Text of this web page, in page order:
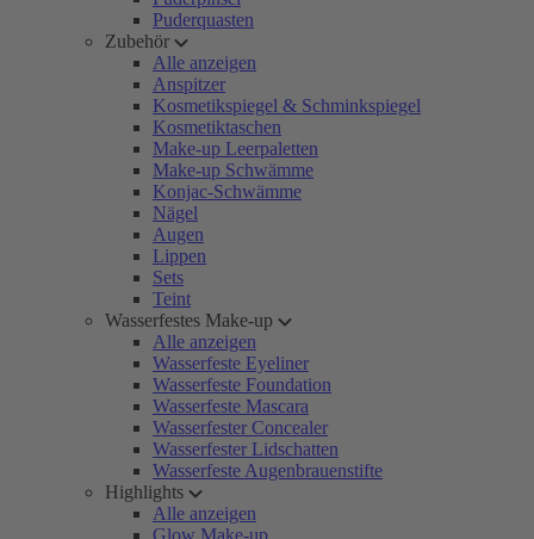
Puderquasten
Zubehör
Alle anzeigen
Anspitzer
Kosmetikspiegel & Schminkspiegel
Kosmetiktaschen
Make-up Leerpaletten
Make-up Schwämme
Konjac-Schwämme
Nägel
Augen
Lippen
Sets
Teint
Wasserfestes Make-up
Alle anzeigen
Wasserfeste Eyeliner
Wasserfeste Foundation
Wasserfeste Mascara
Wasserfester Concealer
Wasserfester Lidschatten
Wasserfeste Augenbrauenstifte
Highlights
Alle anzeigen
Glow Make-up